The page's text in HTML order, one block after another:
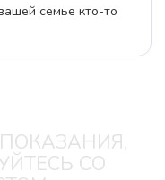
семье кто-то
СО